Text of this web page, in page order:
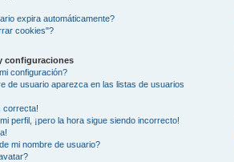
expira automáticamente?
cookies"?
configuraciones
configuración?
de usuario aparezca en las listas de usuarios
correcta!
perfil, ¡pero la hora sigue siendo incorrecto!
mi nombre de usuario?